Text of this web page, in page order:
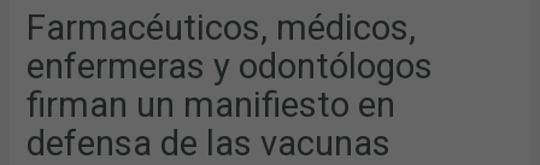
Farmacéuticos, médicos,
enfermeras y odontólogos
firman un manifiesto en
defensa de las vacunas
DEFENSA
DE
LAS
VACUNAS